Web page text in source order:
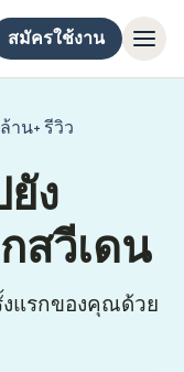
สมัครใช้งาน
ล้าน+ รีวิว
(เปิดในหน้าต่
ยัง
สวีเดน
แรกของคุณด้วย